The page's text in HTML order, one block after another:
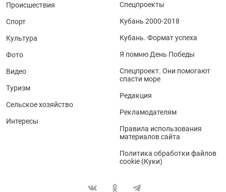
Происшествия
Спорт
Культура
Фото
Видео
Туризм
Сельское хозяйство
Интересы
Спецпроекты
Кубань 2000-2018
Кубань. Формат успеха
Я помню День Победы
Спецпроект. Они помогают
спасти море
Редакция
Рекламодателям
Правила использования
материалов сайта
Политика обработки файлов
cookie (Куки)